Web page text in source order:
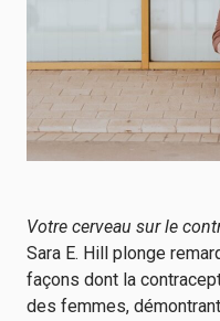
Votre cerveau sur le
Sara E. Hill plonge
façons dont la
des femmes,